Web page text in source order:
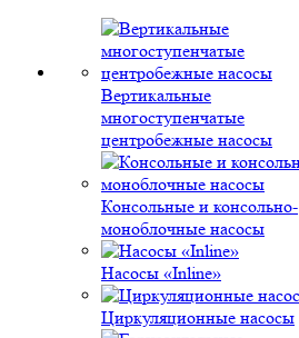
Вертикальные
многоступенчатые
центробежные насосы
Консольные и консольно-
моноблочные насосы
Насосы «Inline»
Циркуляционные насосы